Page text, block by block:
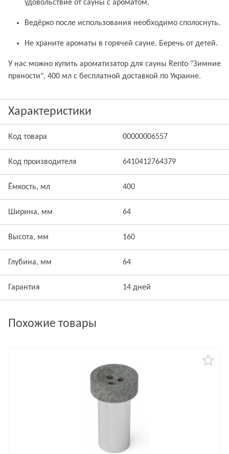
удовольствие от сауны с ароматом.
Ведёрко после использования необходимо сполоснуть.
Не храните ароматы в горячей сауне. Беречь от детей.
У нас можно купить ароматизатор для сауны Rento "Зимние
пряности", 400 мл с бесплатной доставкой по Украине.
Характеристики
Код товара 00000006557
Код производителя 6410412764379
Ёмкость, мл 400
Ширина, мм 64
Высота, мм 160
Глубина, мм 64
Гарантия 14 дней
Похожие товары